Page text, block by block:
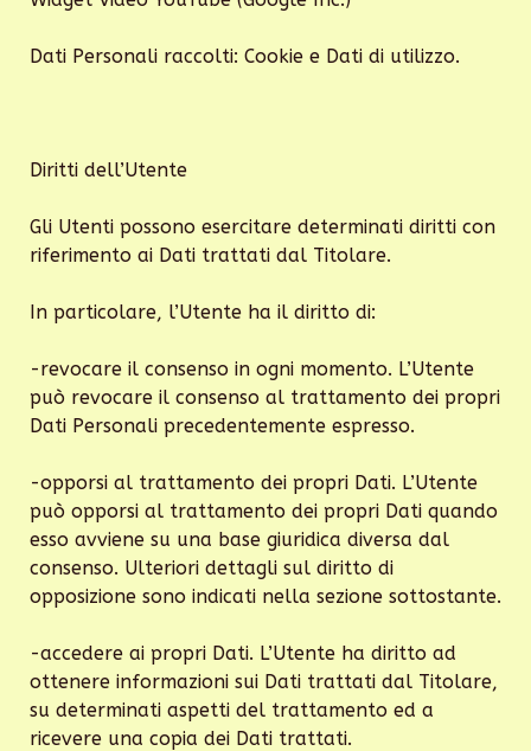
Dati Personali raccolti: Cookie e Dati di utilizzo.
Diritti dell’Utente
Gli Utenti possono esercitare determinati diritti con
riferimento ai Dati trattati dal Titolare.
In particolare, l’Utente ha il diritto di:
-revocare il consenso in ogni momento. L’Utente
può revocare il consenso al trattamento dei propri
Dati Personali precedentemente espresso.
-opporsi al trattamento dei propri Dati. L’Utente
può opporsi al trattamento dei propri Dati quando
esso avviene su una base giuridica diversa dal
consenso. Ulteriori dettagli sul diritto di
opposizione sono indicati nella sezione sottostante.
-accedere ai propri Dati. L’Utente ha diritto ad
ottenere informazioni sui Dati trattati dal Titolare,
su determinati aspetti del trattamento ed a
ricevere una copia dei Dati trattati.